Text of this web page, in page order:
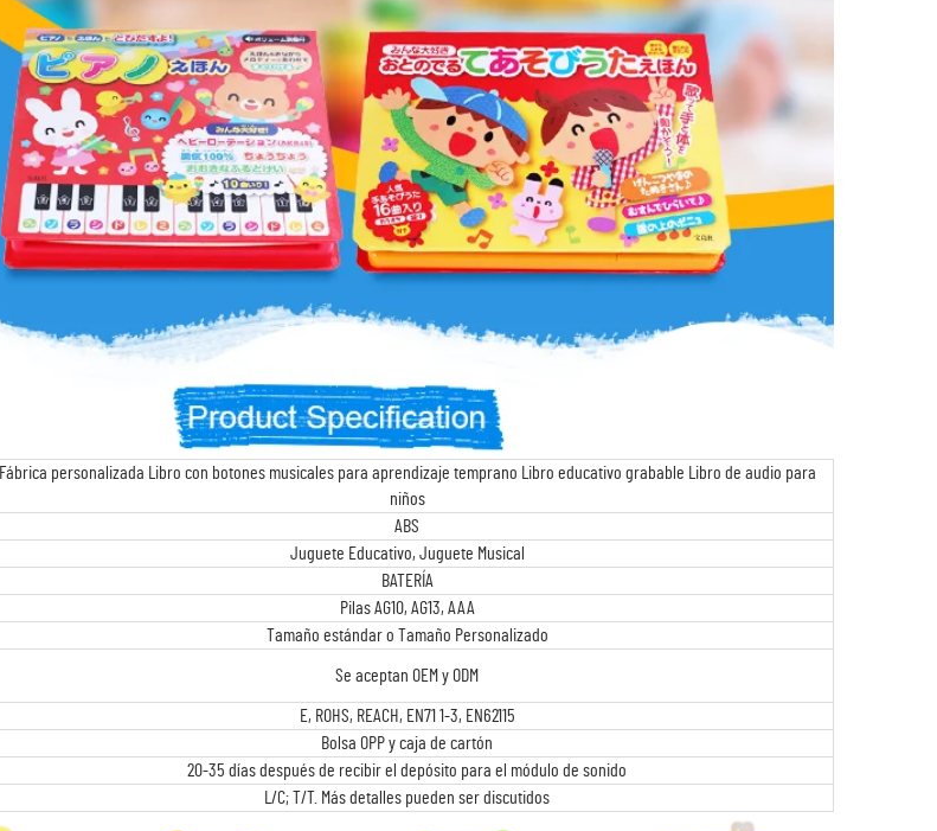
Fábrica personalizada Libro con botones musicales para aprendizaje temprano Libro educativo grabable Libro de audio para
niños
ABS
Juguete Educativo, Juguete Musical
BATERÍA
Pilas AG10, AG13, AAA
Tamaño estándar o Tamaño Personalizado
Se aceptan OEM y ODM
E, ROHS, REACH, EN71 1-3, EN62115
Bolsa OPP y caja de cartón
20-35 días después de recibir el depósito para el módulo de sonido
L/C; T/T. Más detalles pueden ser discutidos